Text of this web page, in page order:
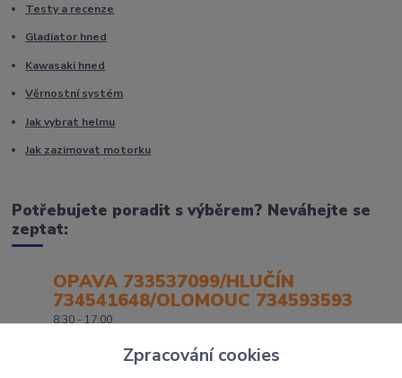
Testy a recenze
Gladiator hned
Kawasaki hned
Věrnostní systém
Jak vybrat helmu
Jak zazimovat motorku
Potřebujete poradit s výběrem? Neváhejte se
zeptat:
OPAVA 733537099/HLUČÍN
734541648/OLOMOUC 734593593
8:30 - 17:00
Zpracování cookies